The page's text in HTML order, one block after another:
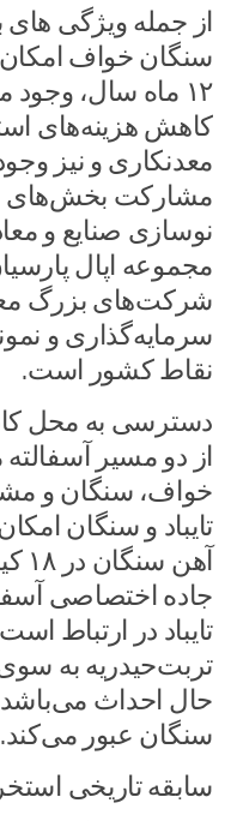
از جمله ویژگی
سنگان خواف امکان
۱۲ ماه سال،
کاهش هزینه‌های
معدنکاری و نیز
مشارکت بخش‌های
نوسازی صنایع و
مجموعه اپال
شرکت‌های بزرگ
سرمایه‌گذاری و
نقاط کشور است.
دسترسی به محل
از دو مسیر
خواف، سنگان و
تایباد و سنگان
جاده اختصاصی
تایباد در ارتباط
تربت‌حیدریه به
حال احداث
سنگان عبور می‌کند.
سابقه تاریخی